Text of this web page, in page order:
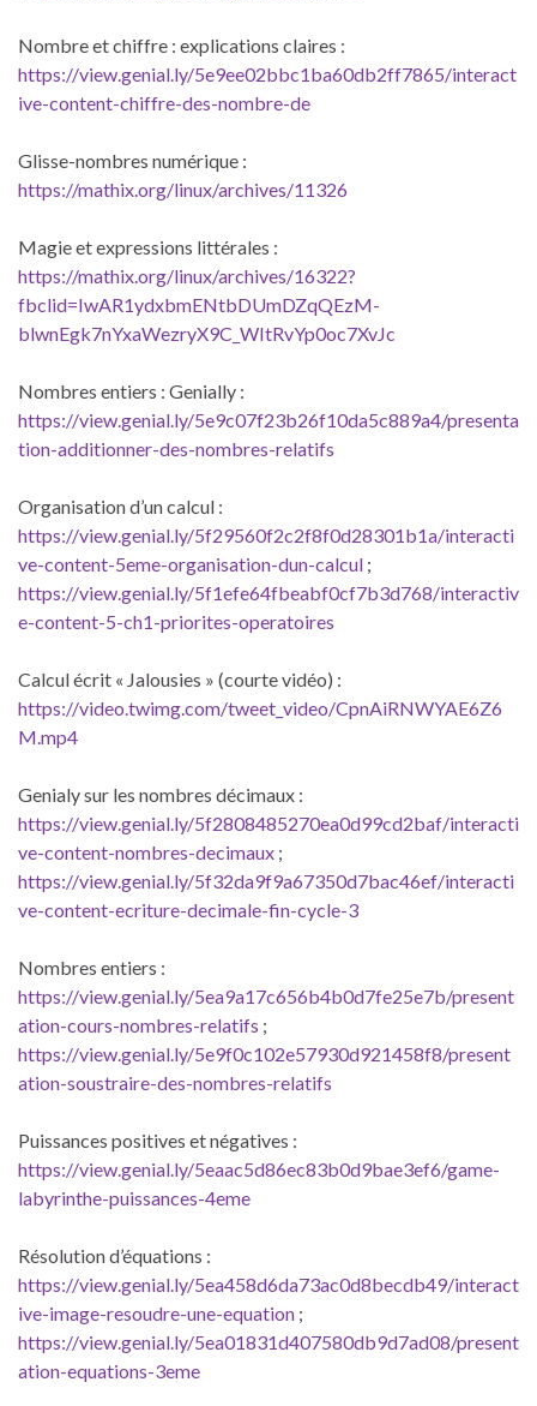
Nombre et chiffre : explications claires :
https://view.genial.ly/5e9ee02bbc1ba60db2ff7865/interact
ive-content-chiffre-des-nombre-de
Glisse-nombres numérique :
https://mathix.org/linux/archives/11326
Magie et expressions littérales :
https://mathix.org/linux/archives/16322?
fbclid=IwAR1ydxbmENtbDUmDZqQEzM-
blwnEgk7nYxaWezryX9C_WItRvYp0oc7XvJc
Nombres entiers : Genially :
https://view.genial.ly/5e9c07f23b26f10da5c889a4/presenta
tion-additionner-des-nombres-relatifs
Organisation d’un calcul :
https://view.genial.ly/5f29560f2c2f8f0d28301b1a/interacti
ve-content-5eme-organisation-dun-calcul ;
https://view.genial.ly/5f1efe64fbeabf0cf7b3d768/interactiv
e-content-5-ch1-priorites-operatoires
Calcul écrit « Jalousies » (courte vidéo) :
https://video.twimg.com/tweet_video/CpnAiRNWYAE6Z6
M.mp4
Genialy sur les nombres décimaux :
https://view.genial.ly/5f2808485270ea0d99cd2baf/interacti
ve-content-nombres-decimaux ;
https://view.genial.ly/5f32da9f9a67350d7bac46ef/interacti
ve-content-ecriture-decimale-fin-cycle-3
Nombres entiers :
https://view.genial.ly/5ea9a17c656b4b0d7fe25e7b/present
ation-cours-nombres-relatifs ;
https://view.genial.ly/5e9f0c102e57930d921458f8/present
ation-soustraire-des-nombres-relatifs
Puissances positives et négatives :
https://view.genial.ly/5eaac5d86ec83b0d9bae3ef6/game-
labyrinthe-puissances-4eme
Résolution d’équations :
https://view.genial.ly/5ea458d6da73ac0d8becdb49/interact
ive-image-resoudre-une-equation ;
https://view.genial.ly/5ea01831d407580db9d7ad08/present
ation-equations-3eme